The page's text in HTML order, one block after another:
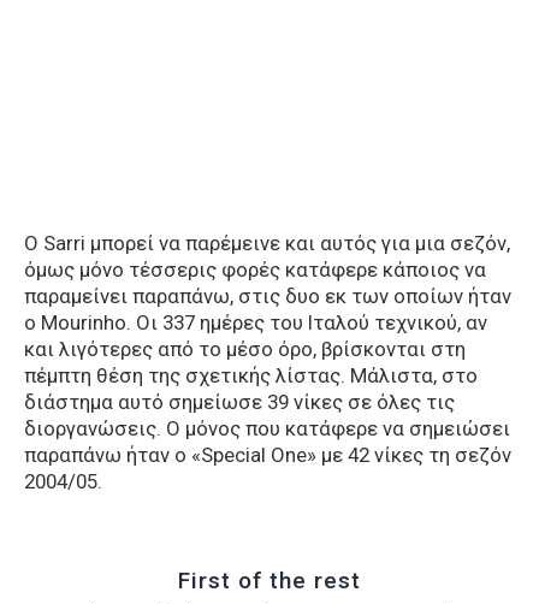
Ο Sarri μπορεί να παρέμεινε και αυτός για μια σεζόν,
όμως μόνο τέσσερις φορές κατάφερε κάποιος να
παραμείνει παραπάνω, στις δυο εκ των οποίων ήταν
ο Mourinho. Οι 337 ημέρες του Ιταλού τεχνικού, αν
και λιγότερες από το μέσο όρο, βρίσκονται στη
πέμπτη θέση της σχετικής λίστας. Μάλιστα, στο
διάστημα αυτό σημείωσε 39 νίκες σε όλες τις
διοργανώσεις. Ο μόνος που κατάφερε να σημειώσει
παραπάνω ήταν ο «Special One» με 42 νίκες τη σεζόν
2004/05.
First of the rest